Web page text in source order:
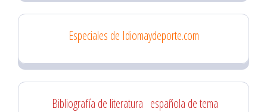
Especiales de Idiomaydeporte.com
Bibliografía de literatura española de tema